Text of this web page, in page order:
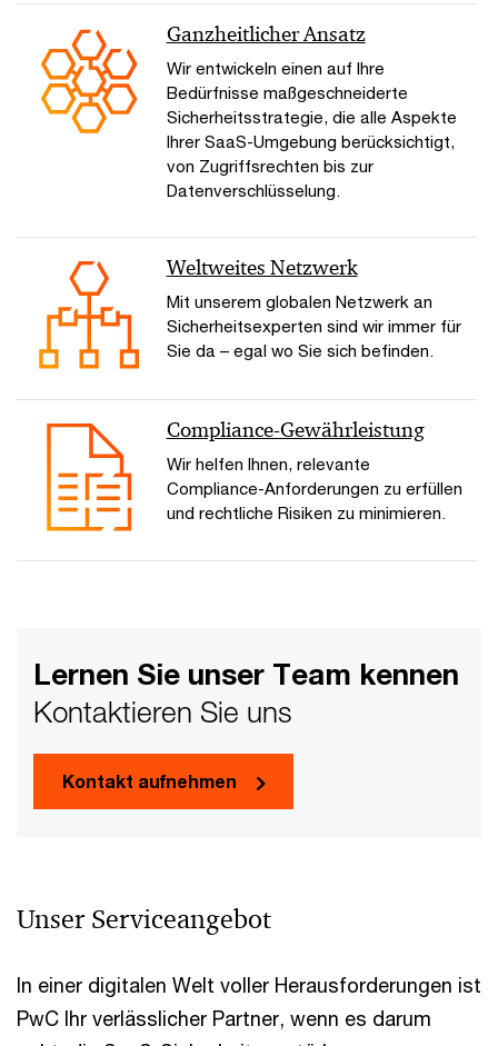
Ganzheitlicher Ansatz
Wir entwickeln einen auf Ihre
Bedürfnisse maßgeschneiderte
Sicherheitsstrategie, die alle Aspekte
Ihrer SaaS-Umgebung berücksichtigt,
von Zugriffsrechten bis zur
Datenverschlüsselung.
Weltweites Netzwerk
Mit unserem globalen Netzwerk an
Sicherheitsexperten sind wir immer für
Sie da – egal wo Sie sich befinden.
Compliance-Gewährleistung
Wir helfen Ihnen, relevante
Compliance-Anforderungen zu erfüllen
und rechtliche Risiken zu minimieren.
Lernen Sie unser Team kennen
Kontaktieren Sie uns
Kontakt aufnehmen
Unser Serviceangebot
In einer digitalen Welt voller Herausforderungen ist
PwC Ihr verlässlicher Partner, wenn es darum